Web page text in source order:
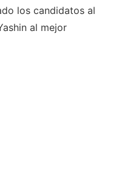
los candidatos al
al mejor